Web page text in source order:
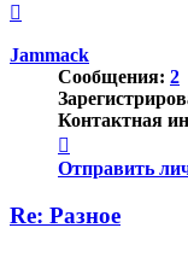
началу
Jammack
Сообщения: 2
Контактная
информация
пользователя
Отправить
Re: Разное